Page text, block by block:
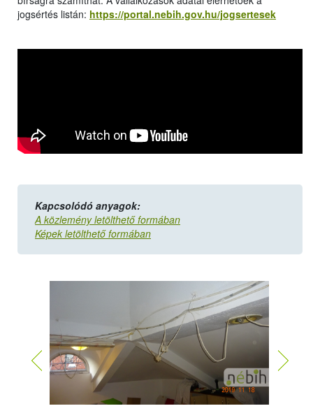
jogsértés listán: https://portal.nebih.gov.hu/jogsertesek
Kapcsolódó anyagok:
A közlemény letölthető formában
Képek letölthető formában